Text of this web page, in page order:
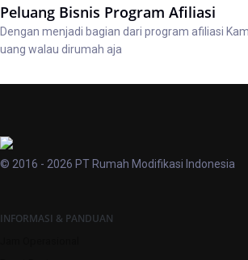
Peluang Bisnis Program Afiliasi
Dengan menjadi bagian dari program afiliasi
uang walau dirumah aja
© 2016 - 2026 PT Rumah Modifikasi Indonesia
INFORMASI & PANDUAN